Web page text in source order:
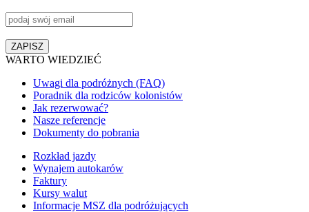
WARTO WIEDZIEĆ
Uwagi dla podróżnych (FAQ)
Poradnik dla rodziców kolonistów
Jak rezerwować?
Nasze referencje
Dokumenty do pobrania
Rozkład jazdy
Wynajem autokarów
Faktury
Kursy walut
Informacje MSZ dla podróżujących